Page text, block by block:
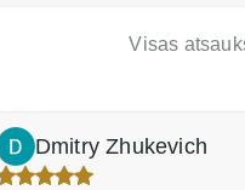
Visas
Dmitry Zhukevich